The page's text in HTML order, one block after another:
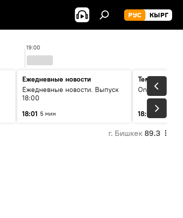
РУС КЫРГ
19:00
Ежедневные новости
Ежедневные новости. Выпуск
18:00
18:01 5 мин
Тема дня
On air
18:07
г. Бишкек 89.3